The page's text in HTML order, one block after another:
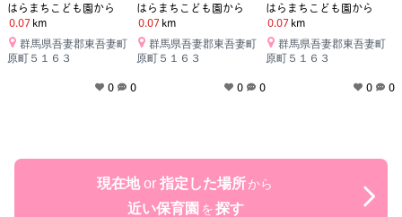
はらまちこども園から
0.07 km
群馬県吾妻郡東吾妻町
原町５１６３
0 0
はらまちこども園から
0.07 km
群馬県吾妻郡東吾妻町
原町５１６３
0 0
はらまちこども園から
0.07 km
群馬県吾妻郡東吾妻町
原町５１６３
0 0
現在地 or 指定した場所から
近い保育園 を探す